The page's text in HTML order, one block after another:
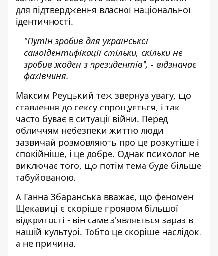
для підтвердження власної національної
ідентичності.
"Путін зробив для української
самоідентифікації стільки, скільки не
зробив жоден з президентів", - відзначає
фахівчиня.
Максим Реуцький теж звернув увагу, що
ставлення до сексу спрощується, і так
часто буває в ситуації війни. Перед
обличчям небезпеки життю люди
зазвичай розмовляють про це розкутіше і
спокійніше, і це добре. Однак психолог не
виключає того, що потім тема буде більше
табуйованою.
А Ганна Збаранська вважає, що феномен
Щекавиці є скоріше проявом більшої
відкритості - він саме з'являється зараз в
нашій культурі. Тобто це скоріше наслідок,
а не причина.